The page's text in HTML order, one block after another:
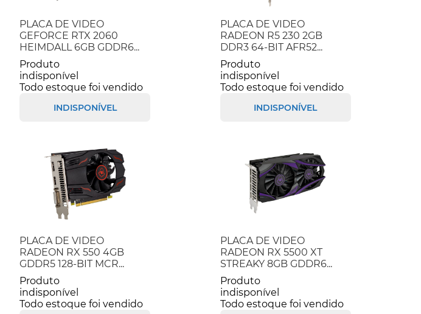
PLACA DE VIDEO
GEFORCE RTX 2060
HEIMDALL 6GB GDDR6...
Produto
indisponível
Todo estoque foi vendido
INDISPONÍVEL
PLACA DE VIDEO
RADEON R5 230 2GB
DDR3 64-BIT AFR52...
Produto
indisponível
Todo estoque foi vendido
INDISPONÍVEL
PLACA DE VIDEO
RADEON RX 550 4GB
GDDR5 128-BIT MCR...
Produto
indisponível
Todo estoque foi vendido
PLACA DE VIDEO
RADEON RX 5500 XT
STREAKY 8GB GDDR6...
Produto
indisponível
Todo estoque foi vendido